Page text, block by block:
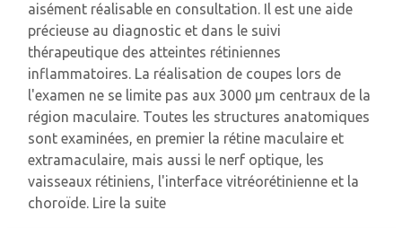
aisément réalisable en consultation. Il est une aide
précieuse au diagnostic et dans le suivi
thérapeutique des atteintes rétiniennes
inflammatoires. La réalisation de coupes lors de
l'examen ne se limite pas aux 3000 μm centraux de la
région maculaire. Toutes les structures anatomiques
sont examinées, en premier la rétine maculaire et
extramaculaire, mais aussi le nerf optique, les
vaisseaux rétiniens, l'interface vitréorétinienne et la
choroïde. Lire la suite